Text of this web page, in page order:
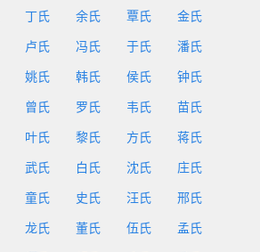
丁氏 余氏 覃氏 金氏
卢氏 冯氏 于氏 潘氏
姚氏 韩氏 侯氏 钟氏
曾氏 罗氏 韦氏 苗氏
叶氏 黎氏 方氏 蒋氏
武氏 白氏 沈氏 庄氏
童氏 史氏 汪氏 邢氏
龙氏 董氏 伍氏 孟氏